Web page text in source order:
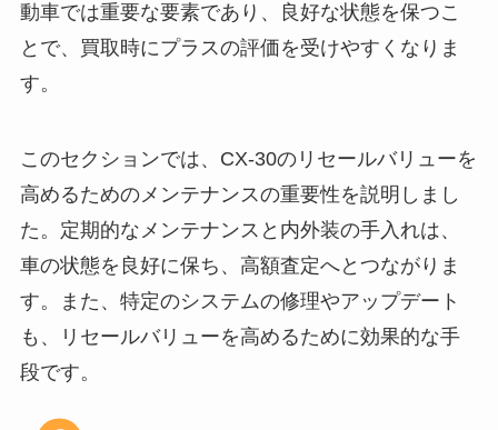
動車では重要な要素であり、良好な状態を保つこ
とで、買取時にプラスの評価を受けやすくなりま
す。
このセクションでは、CX-30のリセールバリューを
高めるためのメンテナンスの重要性を説明しまし
た。定期的なメンテナンスと内外装の手入れは、
車の状態を良好に保ち、高額査定へとつながりま
す。また、特定のシステムの修理やアップデート
も、リセールバリューを高めるために効果的な手
段です。